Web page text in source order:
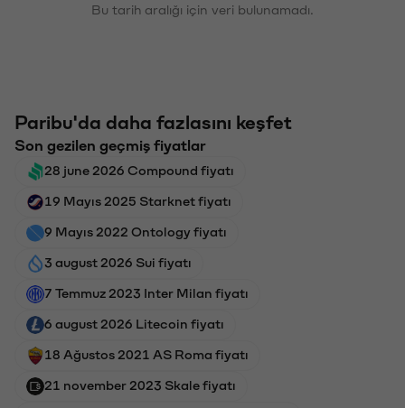
Bu tarih aralığı için veri bulunamadı.
Paribu'da daha fazlasını keşfet
Son gezilen geçmiş fiyatlar
28 june 2026 Compound fiyatı
19 Mayıs 2025 Starknet fiyatı
9 Mayıs 2022 Ontology fiyatı
3 august 2026 Sui fiyatı
7 Temmuz 2023 Inter Milan fiyatı
6 august 2026 Litecoin fiyatı
18 Ağustos 2021 AS Roma fiyatı
21 november 2023 Skale fiyatı